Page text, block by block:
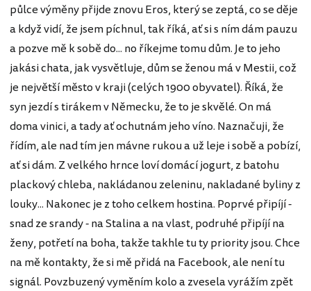
půlce výměny přijde znovu Eros, který se zeptá, co se děje
a když vidí, že jsem píchnul, tak říká, ať si s ním dám pauzu
a pozve mě k sobě do... no říkejme tomu dům. Je to jeho
jakási chata, jak vysvětluje, dům se ženou má v Mestii, což
je největší město v kraji (celých 1900 obyvatel). Říká, že
syn jezdí s tirákem v Německu, že to je skvělé. On má
doma vinici, a tady ať ochutnám jeho víno. Naznačuji, že
řídím, ale nad tím jen mávne rukou a už leje i sobě a pobízí,
ať si dám. Z velkého hrnce loví domácí jogurt, z batohu
plackový chleba, nakládanou zeleninu, nakladané byliny z
louky... Nakonec je z toho celkem hostina. Poprvé připíjí -
snad ze srandy - na Stalina a na vlast, podruhé připíjí na
ženy, potřetí na boha, takže takhle tu ty priority jsou. Chce
na mě kontakty, že si mě přidá na Facebook, ale není tu
signál. Povzbuzený vyměním kolo a zvesela vyrážím zpět